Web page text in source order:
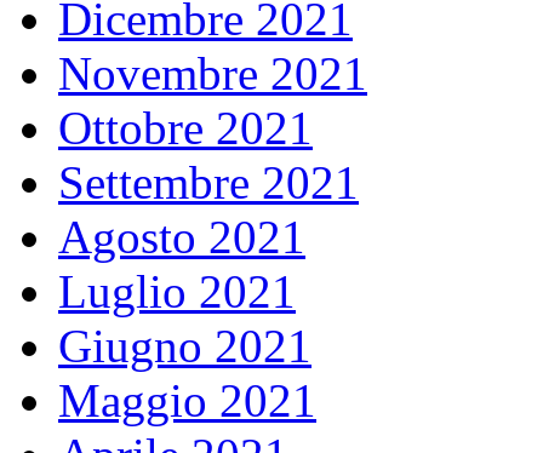
Dicembre 2021
Novembre 2021
Ottobre 2021
Settembre 2021
Agosto 2021
Luglio 2021
Giugno 2021
Maggio 2021